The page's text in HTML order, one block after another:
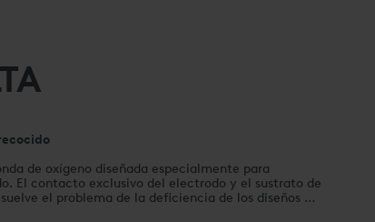
de oxígeno diseñada especialmente para
El contacto exclusivo del electrodo y el sustrato de
el problema de la deficiencia de los diseños de
debida a la alta impedancia del dispositivo